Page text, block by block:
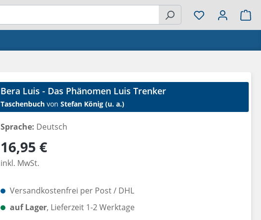
Bera Luis - Das Phänomen Luis Trenker
Taschenbuch von Stefan König (u. a.)
Sprache: Deutsch
Regulärer Preis:
16,95 €
inkl. MwSt.
Versandkostenfrei per Post / DHL
auf Lager, Lieferzeit 1-2 Werktage